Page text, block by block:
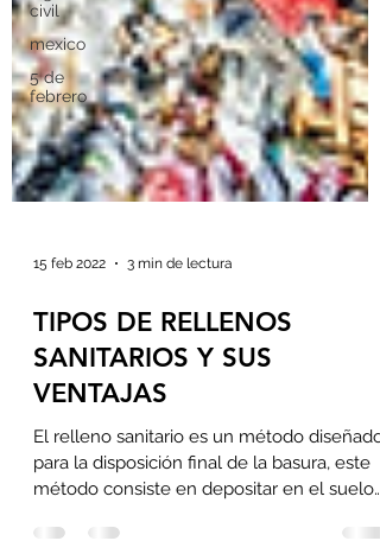
civil
mexico
5 de
febrero
15 feb 2022 3 min de lectura
SANITARIOS Y SUS
VENTAJAS
El relleno sanitario es un método diseñado